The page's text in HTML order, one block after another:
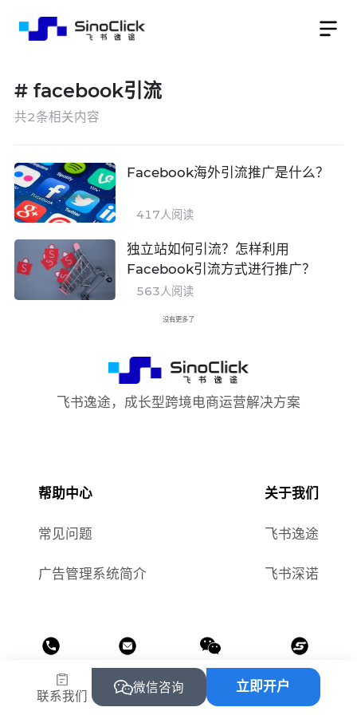
# facebook引流
共2条相关内容
Facebook海外引流推广是什么？
417人阅读
独立站如何引流？怎样利用
Facebook引流方式进行推广？
563人阅读
没有更多了
飞书逸途，成长型跨境电商运营解决方案
帮助中心 关于我们
常见问题 飞书逸途
广告管理系统简介 飞书深诺
邮箱 公众号
小程序
联系我们
微信咨询 立即开户